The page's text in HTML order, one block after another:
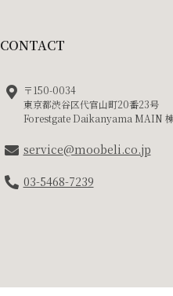
CONTACT
〒150-0034
東京都渋谷区代官山町20番23号
Forestgate Daikanyama MAIN
service@moobeli.co.jp
03-5468-7239